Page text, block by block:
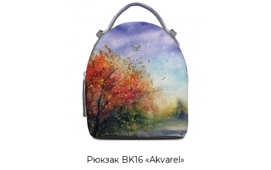
Рюкзак BK16 «Akvarel»